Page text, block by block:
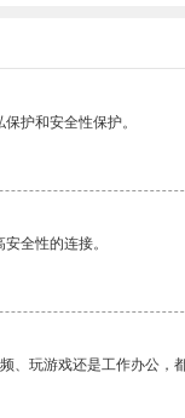
护和安全性保护。
全性的连接。
玩游戏还是工作办公，